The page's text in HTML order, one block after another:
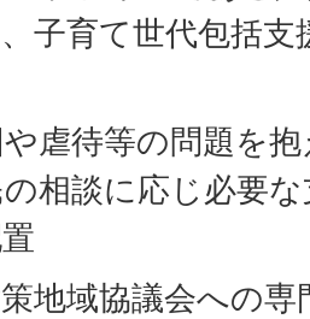
子育て世代包括
虐待等の問題を
相談に応じ必要
地域協議会への専